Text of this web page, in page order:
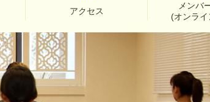
アクセス
メンバ
(オンラ